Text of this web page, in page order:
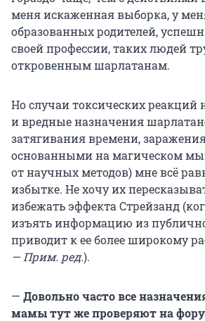
меня искаженная выборка, у
образованных родителей,
своей профессии, таких людей
откровенным шарлатанам.
Но случаи токсических реакций
и вредные назначения
затягивания времени,
основанными на магическом
от научных методов) мне всё
избытке. Не хочу их
избежать эффекта Стрейзанд
изъять информацию из
приводит к ее более широкому
— Прим. ред.).
— Довольно часто все
мамы тут же проверяют на